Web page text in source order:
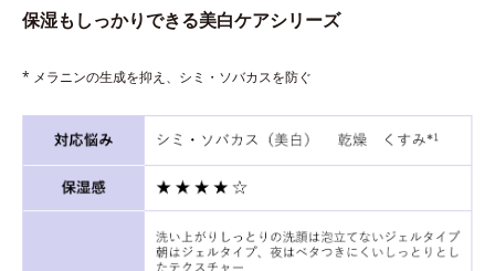
保湿もしっかりできる美白ケアシリーズ
* メラニンの生成を抑え、シミ・ソバカスを防ぐ